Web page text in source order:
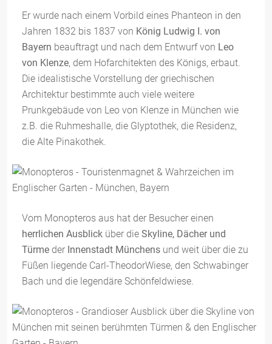
Er wurde nach einem Vorbild eines Phanteon in den
Jahren 1832 bis 1837 von König Ludwig I. von
Bayern beauftragt und nach dem Entwurf von Leo
von Klenze, dem Hofarchitekten des Königs, erbaut.
Die idealistische Vorstellung der griechischen
Architektur bestimmte auch viele weitere
Prunkgebäude von Leo von Klenze in München wie
z.B. die Ruhmeshalle, die Glyptothek, die Residenz,
die Alte Pinakothek.
Vom Monopteros aus hat der Besucher einen
herrlichen Ausblick über die Skyline, Dächer und
Türme der Innenstadt Münchens und weit über die zu
Füßen liegende Carl-TheodorWiese, den Schwabinger
Bach und die legendäre Schönfeldwiese.